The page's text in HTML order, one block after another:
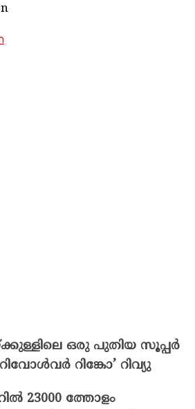
ഒരു പുതിയ സൂപ്പർ
റിങ്കോ’ റിവ്യു
23000 ത്തോളം